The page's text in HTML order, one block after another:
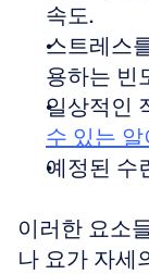
속도.
스트레스
용하는 빈
일상적인
수 있는 알
예정된 수
이러한 요소
나 요가 자세